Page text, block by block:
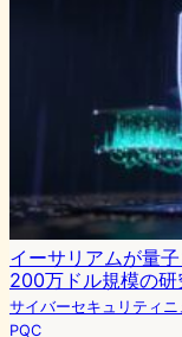
イーサリアムが量
200万ドル規模の
サイバーセキュリティニ
PQC